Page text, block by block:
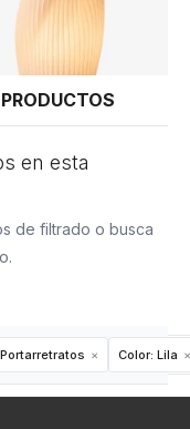
en esta
de filtrado o busca
Portarretratos Color: Lila